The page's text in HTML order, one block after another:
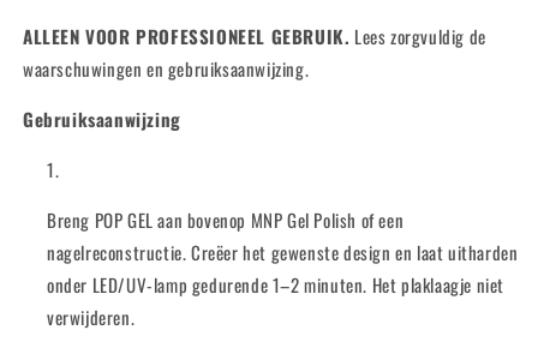
ALLEEN VOOR PROFESSIONEEL GEBRUIK. Lees zorgvuldig de
waarschuwingen en gebruiksaanwijzing.
Gebruiksaanwijzing
Breng POP GEL aan bovenop MNP Gel Polish of een
nagelreconstructie. Creëer het gewenste design en laat uitharden
onder LED/UV-lamp gedurende 1–2 minuten. Het plaklaagje niet
verwijderen.